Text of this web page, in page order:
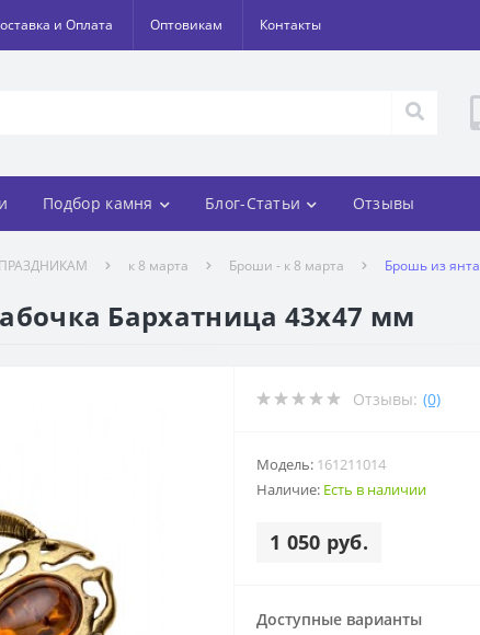
и Оплата Оптовикам Контакты
Подбор камня Блог-Статьи Отзывы
к 8 марта Броши - к 8 марта Брошь из
Бархатница 43х47 мм
Отзывы: (0)
Модель: 161211014
Наличие: Есть в наличии
1 050 руб.
Доступные варианты